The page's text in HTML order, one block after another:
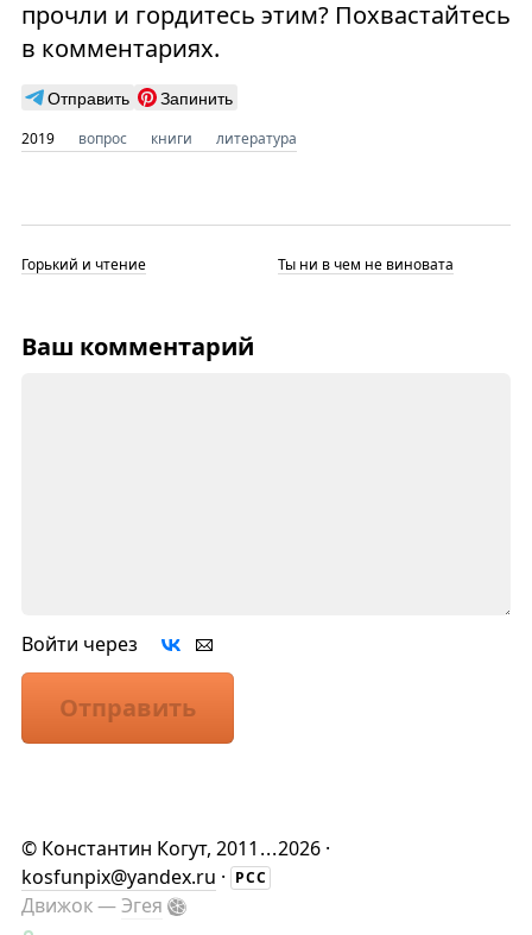
прочли и гордитесь этим? Похвастайтесь
в комментариях.
Отправить Запинить
2019 вопрос книги литература
Горький и чтение Ты ни в чем не виновата
Ваш комментарий
Войти через
Отправить
© Константин Когут, 2011 ...2026 ·
kosfunpix@yandex.ru · РСС
Движок —Эгея